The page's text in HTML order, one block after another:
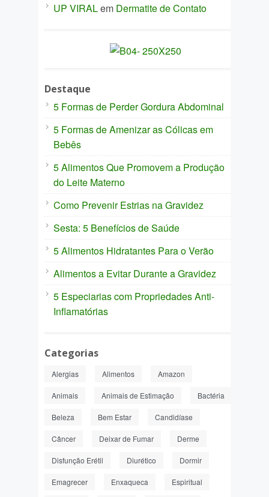
UP VIRALem Dermatite de Contato
Destaque
5 Formas de Perder Gordura Abdominal
5 Formas de Amenizar as Cólicas em
Bebês
5 Alimentos Que Promovem a Produção
do Leite Materno
Como Prevenir Estrias na Gravidez
Sesta: 5 Benefícios de Saúde
5 Alimentos Hidratantes Para o Verão
Alimentos a Evitar Durante a Gravidez
5 Especiarias com Propriedades Anti-
Inflamatórias
Categorias
Alergias Alimentos Amazon
Animais Animais de Estimação Bactéria
Beleza Bem Estar Candidíase
Câncer Deixar de Fumar Derme
Disfunção Erétil Diurético Dormir
Emagrecer Enxaqueca Espiritual